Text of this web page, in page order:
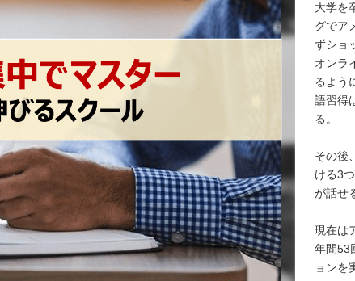
大学を
グでア
ずショ
オンラ
るよう
語習得
る。
その後
ける3
が話せ
現在は
年間53
ョンを